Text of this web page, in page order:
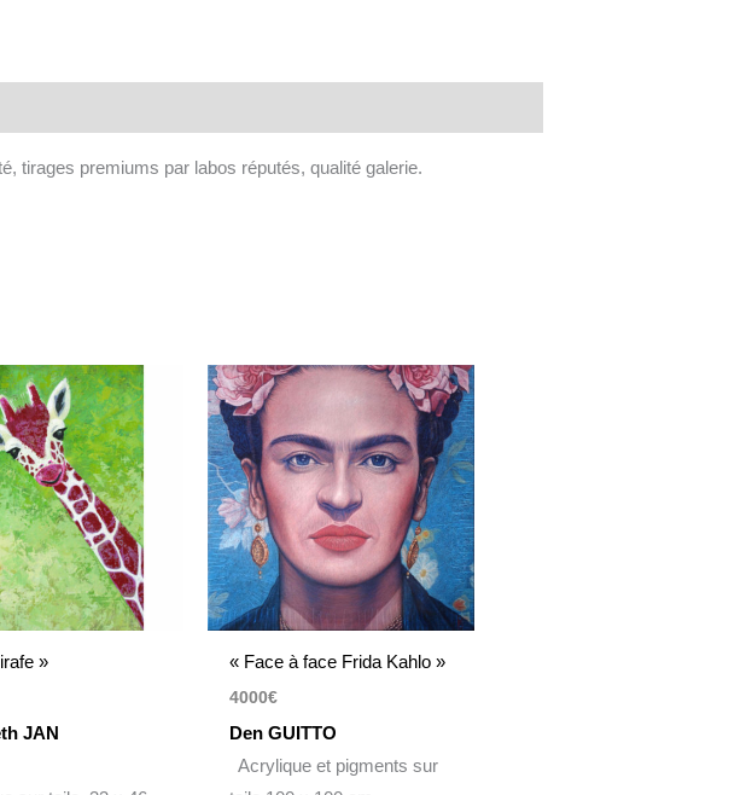
tirages premiums par labos réputés, qualité galerie.
»
JAN
« Face à face Frida Kahlo »
4000€
Den GUITTO
Acrylique et pigments sur